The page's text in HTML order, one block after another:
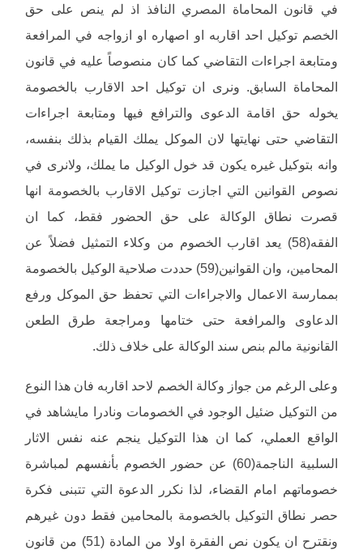
في قانون المحاماة المصري النافذ اذ لم ينص على حق
الخصم توكيل احد اقاربه او اصهاره او ازواجه في المرافعة
ومتابعة اجراءات التقاضي كما كان منصوصاً عليه في قانون
المحاماة السابق. ونرى ان توكيل احد الاقارب بالخصومة
يخوله حق اقامة الدعوى والترافع فيها ومتابعة اجراءات
التقاضي حتى نهايتها لان الموكل يملك القيام بذلك بنفسه،
وانه بتوكيل غيره يكون قد خول الوكيل ما يملك، ولانرى في
نصوص القوانين التي اجازت توكيل الاقارب بالخصومة انها
قصرت نطاق الوكالة على حق الحضور فقط، كما ان
الفقه(58) يعد اقارب الخصوم من وكلاء التمثيل فضلاً عن
المحامين، وان القوانين(59) حددت صلاحية الوكيل بالخصومة
بممارسة الاعمال والاجراءات التي تحفظ حق الموكل ورفع
الدعاوى والمرافعة حتى ختامها ومراجعة طرق الطعن
القانونية مالم بنص سند الوكالة على خلاف ذلك.
وعلى الرغم من جواز وكالة الخصم لاحد اقاربه فان هذا النوع
من التوكيل ضئيل الوجود في الخصومات ونادرا مايشاهد في
الواقع العملي، كما ان هذا التوكيل ينجم عنه نفس الاثار
السلبية الناجمة(60) عن حضور الخصوم بأنفسهم لمباشرة
خصوماتهم امام القضاء، لذا نكرر الدعوة التي تتبنى فكرة
حصر نطاق التوكيل بالخصومة بالمحامين فقط دون غيرهم
ونقترح ان يكون نص الفقرة اولا من المادة (51) من قانون